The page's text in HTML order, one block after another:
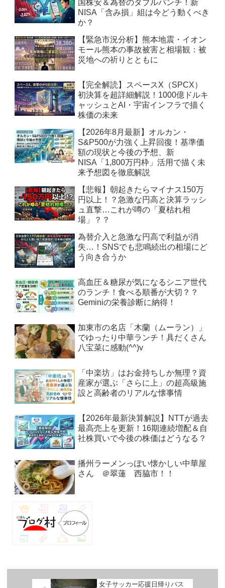
国株安＆為替のダブルパンチ！新
NISA「含み損」組は今どう動くべき
か？
【緊急市況分析】熊本地震・イオン
モール熊本の事故被害と相場観：被
災地への祈りとともに
【完全解読】スペースX（SPCX）
初決算を超詳細解説！1000億ドルキ
ャッシュとAI・宇宙インフラで描く
株価の未来
【2026年8月最新】オルカン・
S&P500が力強く上昇回復！基準価
額の現状と今後の予想、新
NISA「1,800万円枠」活用で描く未
来予想図を徹底解説
【悲報】朝起きたらマイナス150万
円以上！？急激な円高と決算ラッシ
ュ直撃…これが噂の「夏枯れ相
場」？？
為替介入と急激な円高で利益が消
失…！SNSでも悲鳴続出の相場にど
う向き合うか
高血圧＆糖尿が気になるシニア世代
のランチ！食べる順番が大切？？
Geminiの栄養診断に納得！
加東市の名店「木蘭（ムーラン）」
でゆったり中華ランチ！具だくさん
八宝菜に感動(^^)v
「中楽坊」はお金持ちしか無理？資
産家が選ぶ「さらに上」の超高級施
設と高齢者のリアルな懐事情
【2026年最新決算解説】NTTが過去
最高売上を更新！16期連続増配＆自
社株買いで今後の株価はどうなる？
播州ラーメンっぽい懐かしい中華屋
さん ＠翠蓮 西脇市！！
女子サッカー応援日帰りバス